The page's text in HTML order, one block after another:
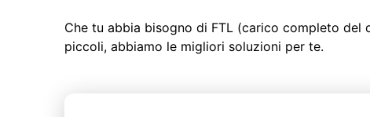
Che tu abbia bisogno di FTL (carico completo
piccoli, abbiamo le migliori soluzioni per te.